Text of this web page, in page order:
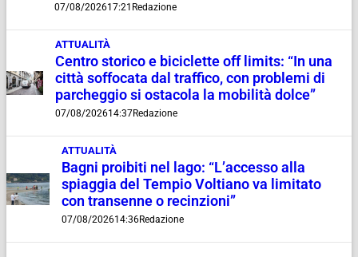
07/08/202617:21 Redazione
ATTUALITÀ
Centro storico e biciclette off limits: “In una
città soffocata dal traffico, con problemi di
parcheggio si ostacola la mobilità dolce”
07/08/202614:37Redazione
ATTUALITÀ
Bagni proibiti nel lago: “L’accesso alla
spiaggia del Tempio Voltiano va limitato
con transenne o recinzioni”
07/08/202614:36Redazione